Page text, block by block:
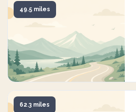
49.5 miles
62.3 miles